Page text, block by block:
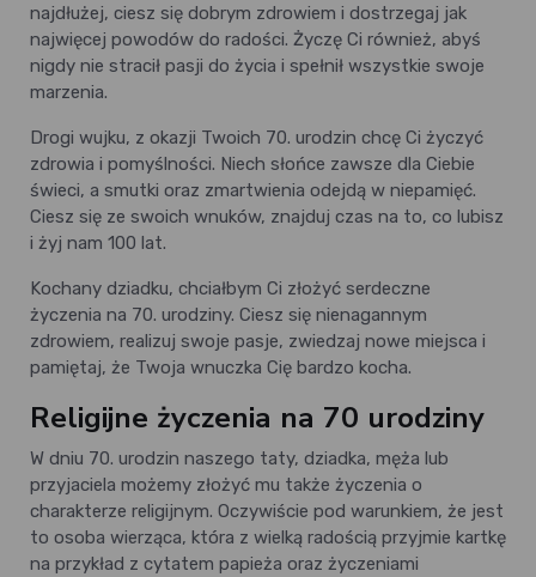
najdłużej, ciesz się dobrym zdrowiem i dostrzegaj jak
najwięcej powodów do radości. Życzę Ci również, abyś
nigdy nie stracił pasji do życia i spełnił wszystkie swoje
marzenia.
Drogi wujku, z okazji Twoich 70. urodzin chcę Ci życzyć
zdrowia i pomyślności. Niech słońce zawsze dla Ciebie
świeci, a smutki oraz zmartwienia odejdą w niepamięć.
Ciesz się ze swoich wnuków, znajduj czas na to, co lubisz
i żyj nam 100 lat.
Kochany dziadku, chciałbym Ci złożyć serdeczne
życzenia na 70. urodziny. Ciesz się nienagannym
zdrowiem, realizuj swoje pasje, zwiedzaj nowe miejsca i
pamiętaj, że Twoja wnuczka Cię bardzo kocha.
Religijne życzenia na 70 urodziny
W dniu 70. urodzin naszego taty, dziadka, męża lub
przyjaciela możemy złożyć mu także życzenia o
charakterze religijnym. Oczywiście pod warunkiem, że jest
to osoba wierząca, która z wielką radością przyjmie kartkę
na przykład z cytatem papieża oraz życzeniami